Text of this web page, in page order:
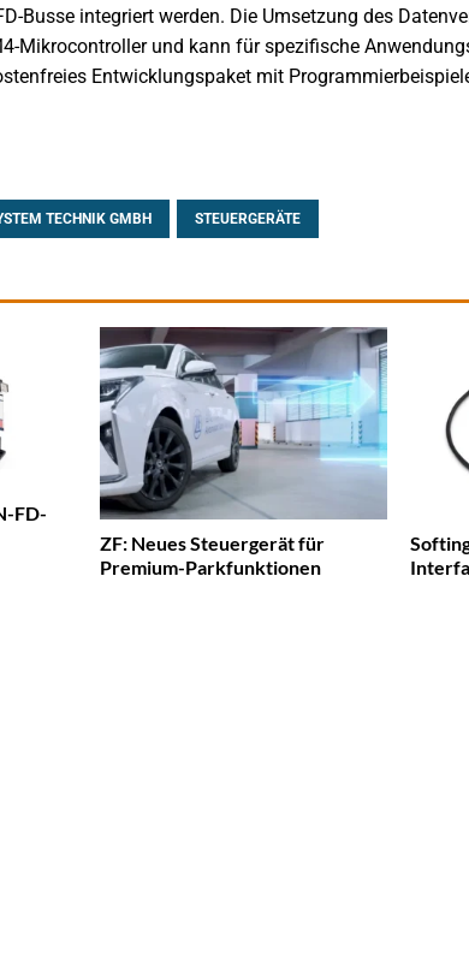
Busse integriert werden. Die Umsetzung des
Mikrocontroller und kann für spezifische
Entwicklungspaket mit
TECHNIK GMBH STEUERGERÄTE
FD-
ZF: Neues Steuergerät für
Premium-Parkfunktionen